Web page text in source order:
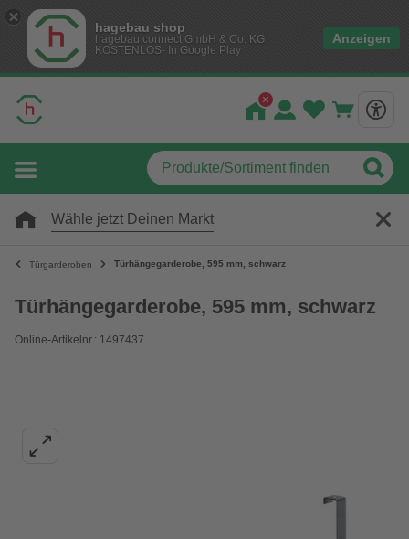
hagebau shop
hagebau connect GmbH & Co. KG
KOSTENLOS- In Google Play
Anzeigen
Wähle jetzt Deinen Markt
Türgarderoben Türhängegarderobe, 595 mm, schwarz
Türhängegarderobe, 595 mm, schwarz
Online-Artikelnr.: 1497437